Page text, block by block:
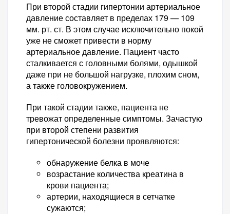
При второй стадии гипертонии артериальное
давление составляет в пределах 179 — 109
мм. рт. ст. В этом случае исключительно покой
уже не сможет привести в норму
артериальное давление. Пациент часто
сталкивается с головными болями, одышкой
даже при не большой нагрузке, плохим сном,
а также головокружением.
При такой стадии также, пациента не
тревожат определенные симптомы. Зачастую
при второй степени развития
гипертонической болезни проявляются:
обнаружение белка в моче
возрастание количества креатина в
крови пациента;
артерии, находящиеся в сетчатке
сужаются;